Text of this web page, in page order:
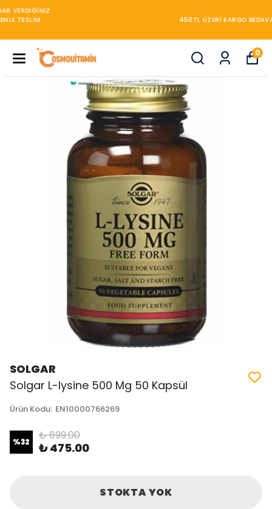
450TL ÜZERİ KARGO BEDAVA
0
SOLGAR
Solgar L-lysine 500 Mg 50 Kapsül
Ürün Kodu: EN10000766269
%32 ₺ 699.00
₺ 475.00
STOKTA YOK